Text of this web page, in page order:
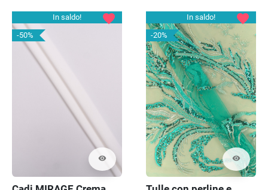
In saldo!
-50%
visibility
favorite
In saldo!
-20%
visibility
favorite